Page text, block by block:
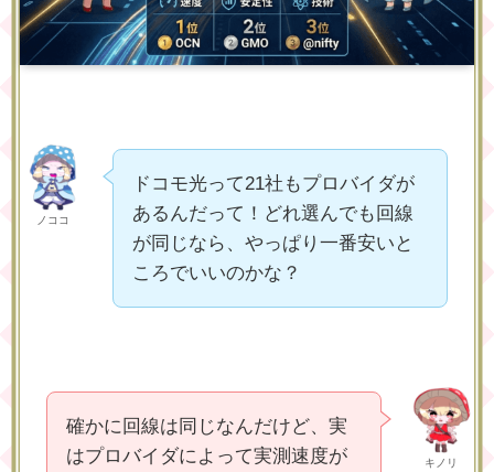
ノココ
ドコモ光って21社もプロバイダが
あるんだって！どれ選んでも回線
が同じなら、やっぱり一番安いと
ころでいいのかな？
キノリ
確かに回線は同じなんだけど、実
はプロバイダによって実測速度が